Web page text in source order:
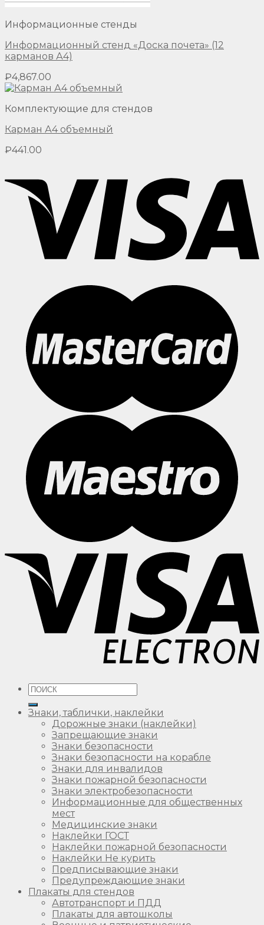
Информационные стенды
Информационный стенд «Доска почета» (12
карманов А4)
₽4,867.00
Комплектующие для стендов
Карман А4 объемный
₽441.00
Искать:
Знаки, таблички, наклейки
Дорожные знаки (наклейки)
Запрещающие знаки
Знаки безопасности
Знаки безопасности на корабле
Знаки для инвалидов
Знаки пожарной безопасности
Знаки электробезопасности
Информационные для общественных
мест
Медицинские знаки
Наклейки ГОСТ
Наклейки пожарной безопасности
Наклейки Не курить
Предписывающие знаки
Предупреждающие знаки
Плакаты для стендов
Автотранспорт и ПДД
Плакаты для автошколы